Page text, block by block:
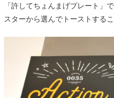
「許してちょんまげプレート」
スターから選んでトーストするこ